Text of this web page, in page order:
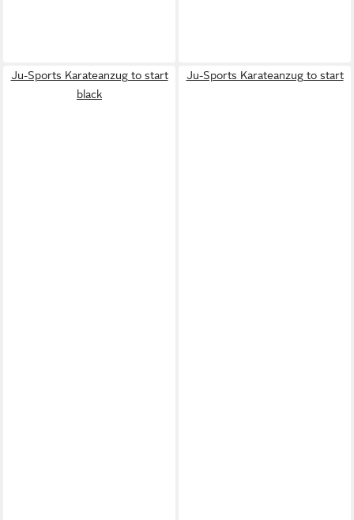
Ju-Sports Karateanzug to start
black
Ju-Sports Karateanzug to start